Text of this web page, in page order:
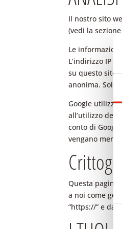
Il nostro sito
(vedi la
Le
L’indirizzo IP
su questo sito
anonima. Solo
Google
all’utilizzo del
conto di
vengano
Questa pagina
a noi come
“https://” e